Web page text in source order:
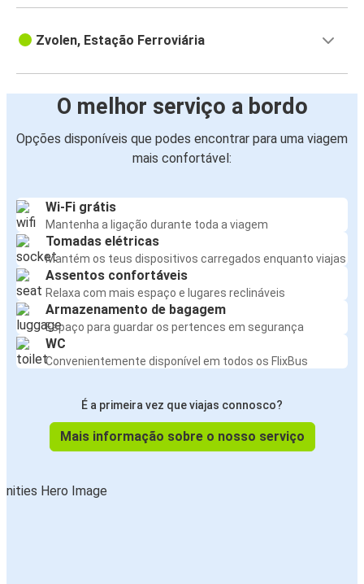
Zvolen, Estação Ferroviária
O melhor serviço a bordo
Opções disponíveis que podes encontrar para uma viagem
mais confortável:
Wi-Fi grátis
Mantenha a ligação durante toda a viagem
Tomadas elétricas
Mantém os teus dispositivos carregados enquanto viajas
Assentos confortáveis
Relaxa com mais espaço e lugares reclináveis
Armazenamento de bagagem
Espaço para guardar os pertences em segurança
WC
Convenientemente disponível em todos os FlixBus
É a primeira vez que viajas connosco?
Mais informação sobre o nosso serviço